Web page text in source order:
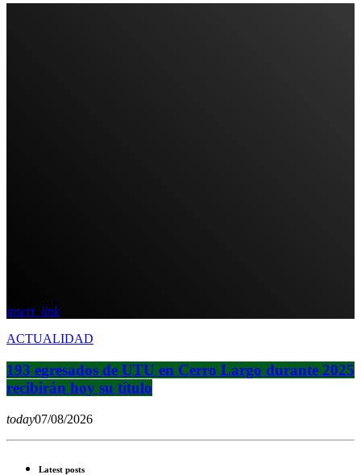
insert_link
ACTUALIDAD
193 egresados de UTU en Cerro Largo durante 2025
recibirán hoy su título
today07/08/2026
Latest posts